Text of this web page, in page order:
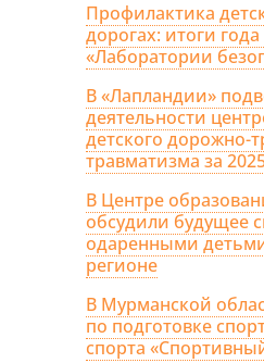
Профилактика
дорогах: итоги
«Лаборатории
В «Лапландии»
деятельности
детского дорожно-
травматизма за
В Центре
обсудили будущее
одаренными
регионе
В Мурманской
по подготовке
спорта